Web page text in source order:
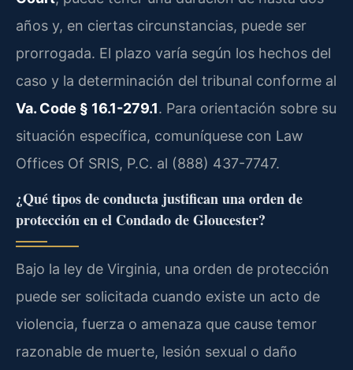
años y, en ciertas circunstancias, puede ser
prorrogada. El plazo varía según los hechos del
caso y la determinación del tribunal conforme al
Va. Code § 16.1-279.1. Para orientación sobre su
situación específica, comuníquese con Law
Offices Of SRIS, P.C. al (888) 437-7747.
¿Qué tipos de conducta justifican una orden de
protección en el Condado de Gloucester?
Bajo la ley de Virginia, una orden de protección
puede ser solicitada cuando existe un acto de
violencia, fuerza o amenaza que cause temor
razonable de muerte, lesión sexual o daño